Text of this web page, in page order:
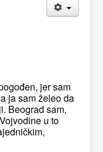
jer sam
ja sam želeo da
Beograd sam,
u to